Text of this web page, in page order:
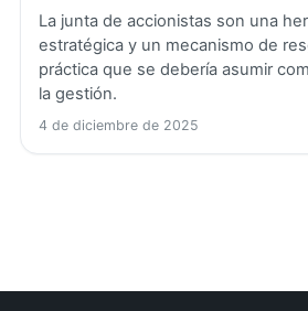
La junta de accionistas son una
estratégica y un mecanismo de
práctica que se debería asumir
la gestión.
4 de diciembre de 2025